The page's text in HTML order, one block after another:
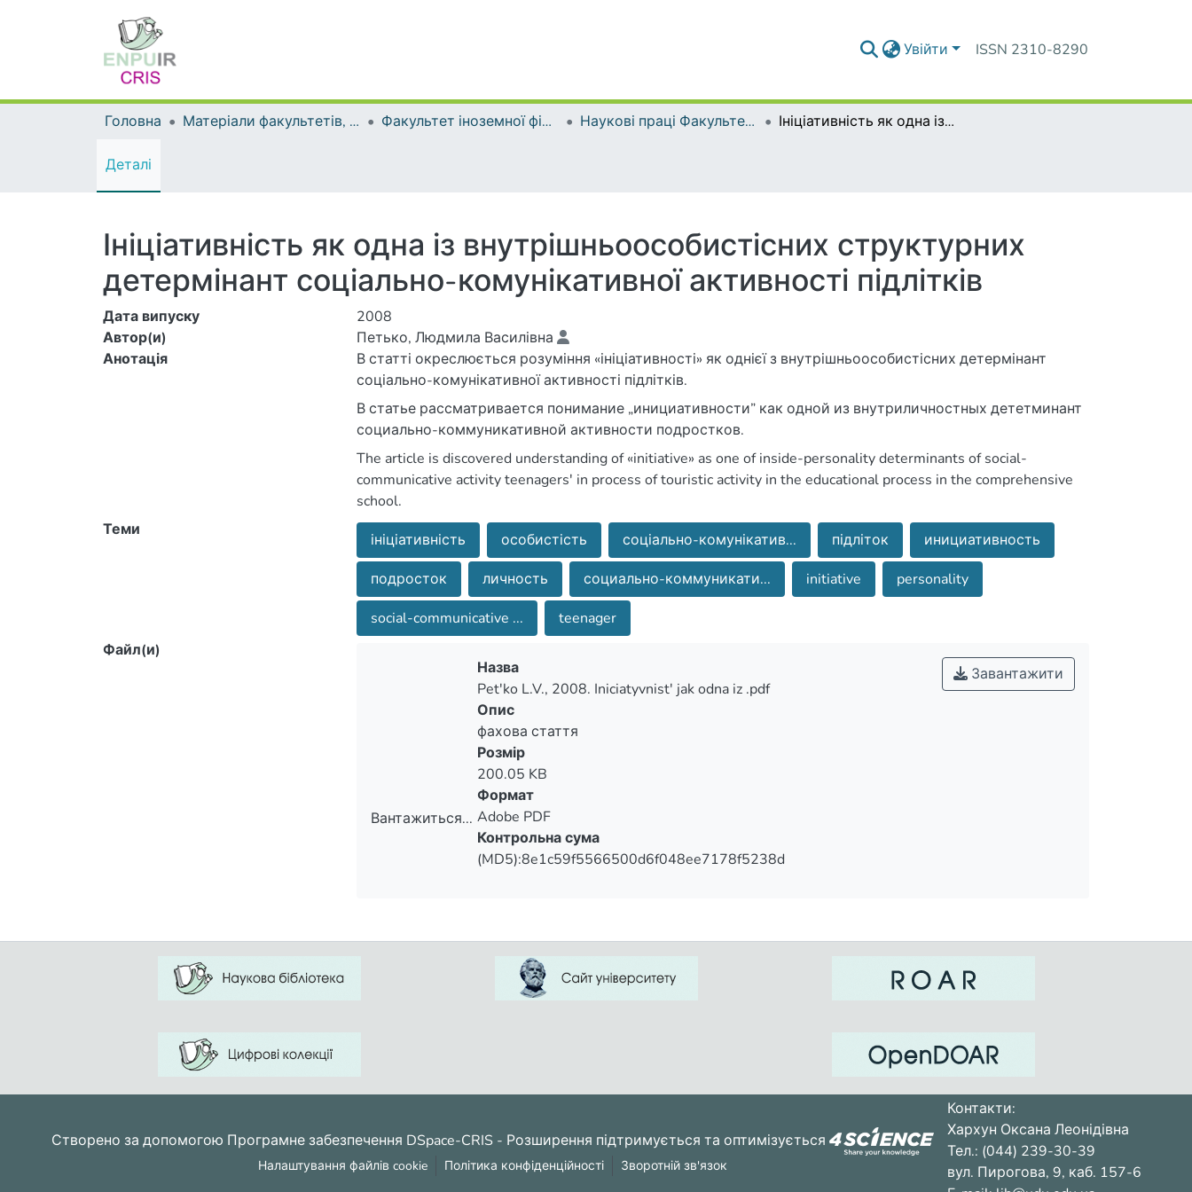
Увійти ISSN 2310-8290
Головна Матеріали факультетів, інститутів, підрозділів Факультет іноземної філології Наукові праці Факультету іноземної філології Ініціативність як одна із внутрішньоособистісних структурних детермінант соціально-комунікативної активності підлітків
Деталі
Ініціативність як одна із внутрішньоособистісних структурних
детермінант соціально-комунікативної активності підлітків
Дата випуску
2008
Автор(и)
Петько, Людмила Василівна
Анотація
В статті окреслюється розуміння «ініціативності» як однієї з внутрішньоособистісних детермінант
соціально-комунікативної активності підлітків.
В статье рассматривается понимание „инициативности” как одной из внутриличностных дететминант
социально-коммуникативной активности подростков.
The article is discovered understanding of «initiative» as one of inside-personality determinants of social-
communicative activity teenagers' in process of touristic activity in the educational process in the comprehensive
school.
Теми
ініціативність особистість соціально-комунікатив... підліток
инициативность
подросток
личность социально-коммуникати... initiative
personality
social-communicative ...
teenager
Файл(и)
Вантажиться...
Завантажити
Назва
Pet'ko L.V., 2008. Iniciatyvnist' jak odna iz .pdf
Опис
фахова стаття
Розмір
200.05 KB
Формат
Adobe PDF
Контрольна сума
(MD5):8e1c59f5566500d6f048ee7178f5238d
Створено за допомогою Програмне забезпечення DSpace-CRIS - Розширення підтримується та оптимізується
Налаштування файлів cookie Політика конфіденційності Зворотній зв'язок
Контакти:
Хархун Оксана Леонідівна
Тел.: (044) 239-30-39
вул. Пирогова, 9, каб. 157-6